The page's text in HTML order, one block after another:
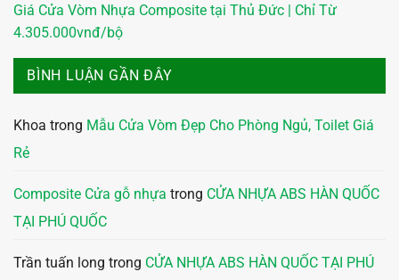
Giá Cửa Vòm Nhựa Composite tại Thủ Đức | Chỉ Từ
4.305.000vnđ/bộ
BÌNH LUẬN GẦN ĐÂY
Khoa trong Mẫu Cửa Vòm Đẹp Cho Phòng Ngủ, Toilet Giá
Rẻ
Composite Cửa gỗ nhựa trong CỬA NHỰA ABS HÀN QUỐC
TẠI PHÚ QUỐC
Trần tuấn long trong CỬA NHỰA ABS HÀN QUỐC TẠI PHÚ